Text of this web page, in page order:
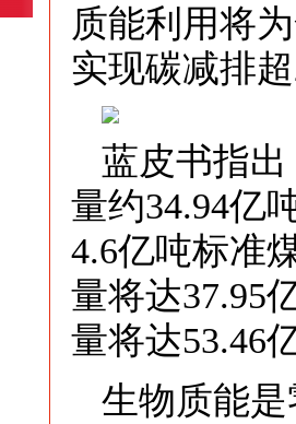
质能利用将
实现碳减排
蓝皮书指
量约34.94亿
4.6亿吨标准
量将达37.95
量将达53.46
生物质能